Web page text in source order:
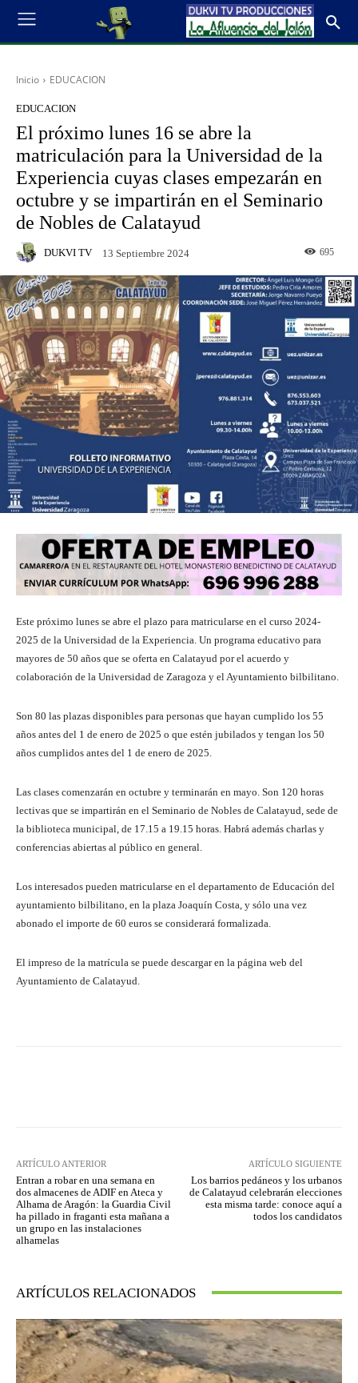
Inicio EDUCACION
EDUCACION
El próximo lunes 16 se abre la
matriculación para la Universidad de la
Experiencia cuyas clases empezarán en
octubre y se impartirán en el Seminario
de Nobles de Calatayud
DUKVI TV 13 Septiembre 2024 695
Este próximo lunes se abre el plazo para matricularse en el curso 2024-
2025 de la Universidad de la Experiencia. Un programa educativo para
mayores de 50 años que se oferta en Calatayud por el acuerdo y
colaboración de la Universidad de Zaragoza y el Ayuntamiento bilbilitano.
Son 80 las plazas disponibles para personas que hayan cumplido los 55
años antes del 1 de enero de 2025 o que estén jubilados y tengan los 50
años cumplidos antes del 1 de enero de 2025.
Las clases comenzarán en octubre y terminarán en mayo. Son 120 horas
lectivas que se impartirán en el Seminario de Nobles de Calatayud, sede de
la biblioteca municipal, de 17.15 a 19.15 horas. Habrá además charlas y
conferencias abiertas al público en general.
Los interesados pueden matricularse en el departamento de Educación del
ayuntamiento bilbilitano, en la plaza Joaquín Costa, y sólo una vez
abonado el importe de 60 euros se considerará formalizada.
El impreso de la matrícula se puede descargar en la página web del
Ayuntamiento de Calatayud.
ARTÍCULO ANTERIOR
Entran a robar en una semana en
dos almacenes de ADIF en Ateca y
Alhama de Aragón: la Guardia Civil
ha pillado in fraganti esta mañana a
un grupo en las instalaciones
alhamelas
ARTÍCULO SIGUIENTE
Los barrios pedáneos y los urbanos
de Calatayud celebrarán elecciones
esta misma tarde: conoce aquí a
todos los candidatos
ARTÍCULOS RELACIONADOS